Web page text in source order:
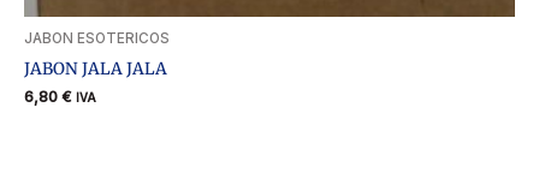
JABON ESOTERICOS
JABON JALA JALA
6,80 € IVA